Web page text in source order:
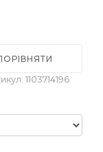
1103714196